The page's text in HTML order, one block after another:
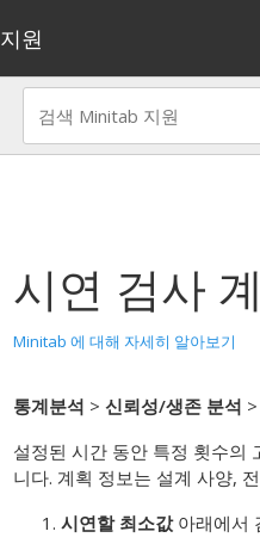
지원
시연 검사
Minitab 에 대해 자세히 알아보기
통계분석 > 신뢰성/생존 분석 >
설정된 시간 동안 특정 횟수의
니다. 계획 정보는 설계 사양,
시연할 최소값아래에서